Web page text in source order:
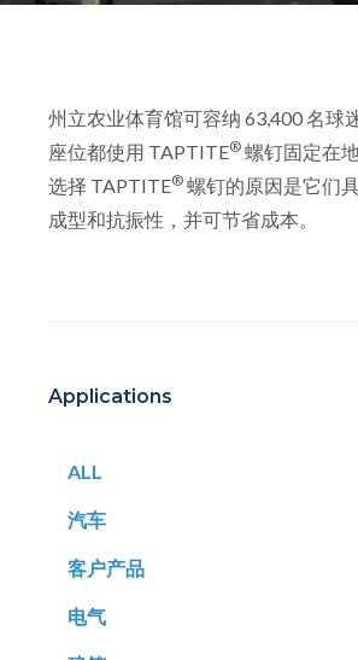
州立农业体育馆可容纳 63,400 名球
座位都使用 TAPTITE® 螺钉固定在
选择 TAPTITE® 螺钉的原因是它们
成型和抗振性，并可节省成本。
Applications
ALL
汽车
客户产品
电气